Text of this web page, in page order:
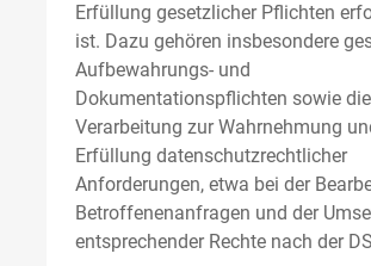
Erfüllung gesetzlicher Pflichten
ist. Dazu gehören insbesondere
Aufbewahrungs- und
Dokumentationspflichten sowie die
Verarbeitung zur Wahrnehmung
Erfüllung datenschutzrechtlicher
Anforderungen, etwa bei der
Betroffenenanfragen und der
entsprechender Rechte nach der